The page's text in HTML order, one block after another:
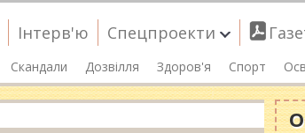
Інтерв'ю Спецпроекти
Скандали Дозвілля Здоров'я Спорт